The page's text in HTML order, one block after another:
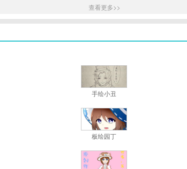
查看更多>>
手绘小丑
板绘园丁